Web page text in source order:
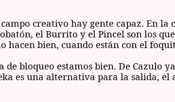
creativo hay gente capaz. En la
el Burrito y el Pincel son los
hacen bien, cuando están con el
de bloqueo estamos bien. De Cazulo
es una alternativa para la salida,